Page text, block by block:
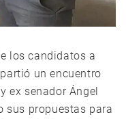
los candidatos a
un encuentro
ex senador Ángel
sus propuestas para